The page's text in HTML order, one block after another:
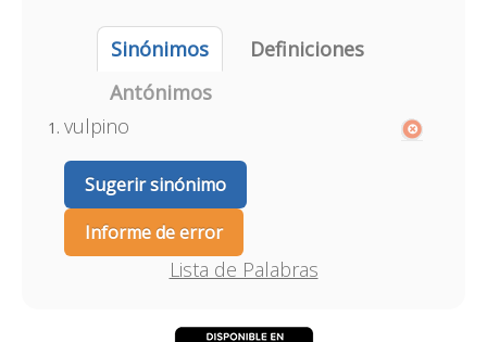
Sinónimos
Definiciones
Antónimos
vulpino
Sugerir sinónimo
Informe de error
Lista de Palabras